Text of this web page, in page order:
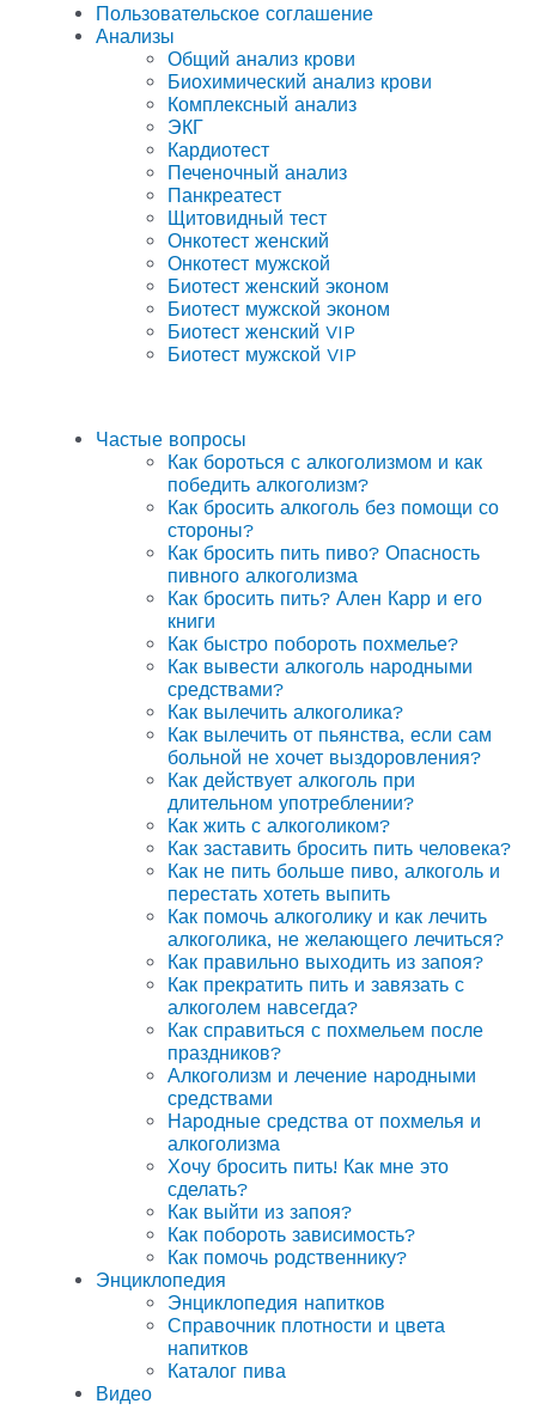
Пользовательское соглашение
Анализы
Общий анализ крови
Биохимический анализ крови
Комплексный анализ
ЭКГ
Кардиотест
Печеночный анализ
Панкреатест
Щитовидный тест
Онкотест женский
Онкотест мужской
Биотест женский эконом
Биотест мужской эконом
Биотест женский VIP
Биотест мужской VIP
Частые вопросы
Как бороться с алкоголизмом и как
победить алкоголизм?
Как бросить алкоголь без помощи со
стороны?
Как бросить пить пиво? Опасность
пивного алкоголизма
Как бросить пить? Ален Карр и его
книги
Как быстро побороть похмелье?
Как вывести алкоголь народными
средствами?
Как вылечить алкоголика?
Как вылечить от пьянства, если сам
больной не хочет выздоровления?
Как действует алкоголь при
длительном употреблении?
Как жить с алкоголиком?
Как заставить бросить пить человека?
Как не пить больше пиво, алкоголь и
перестать хотеть выпить
Как помочь алкоголику и как лечить
алкоголика, не желающего лечиться?
Как правильно выходить из запоя?
Как прекратить пить и завязать с
алкоголем навсегда?
Как справиться с похмельем после
праздников?
Алкоголизм и лечение народными
средствами
Народные средства от похмелья и
алкоголизма
Хочу бросить пить! Как мне это
сделать?
Как выйти из запоя?
Как побороть зависимость?
Как помочь родственнику?
Энциклопедия
Энциклопедия напитков
Справочник плотности и цвета
напитков
Каталог пива
Видео